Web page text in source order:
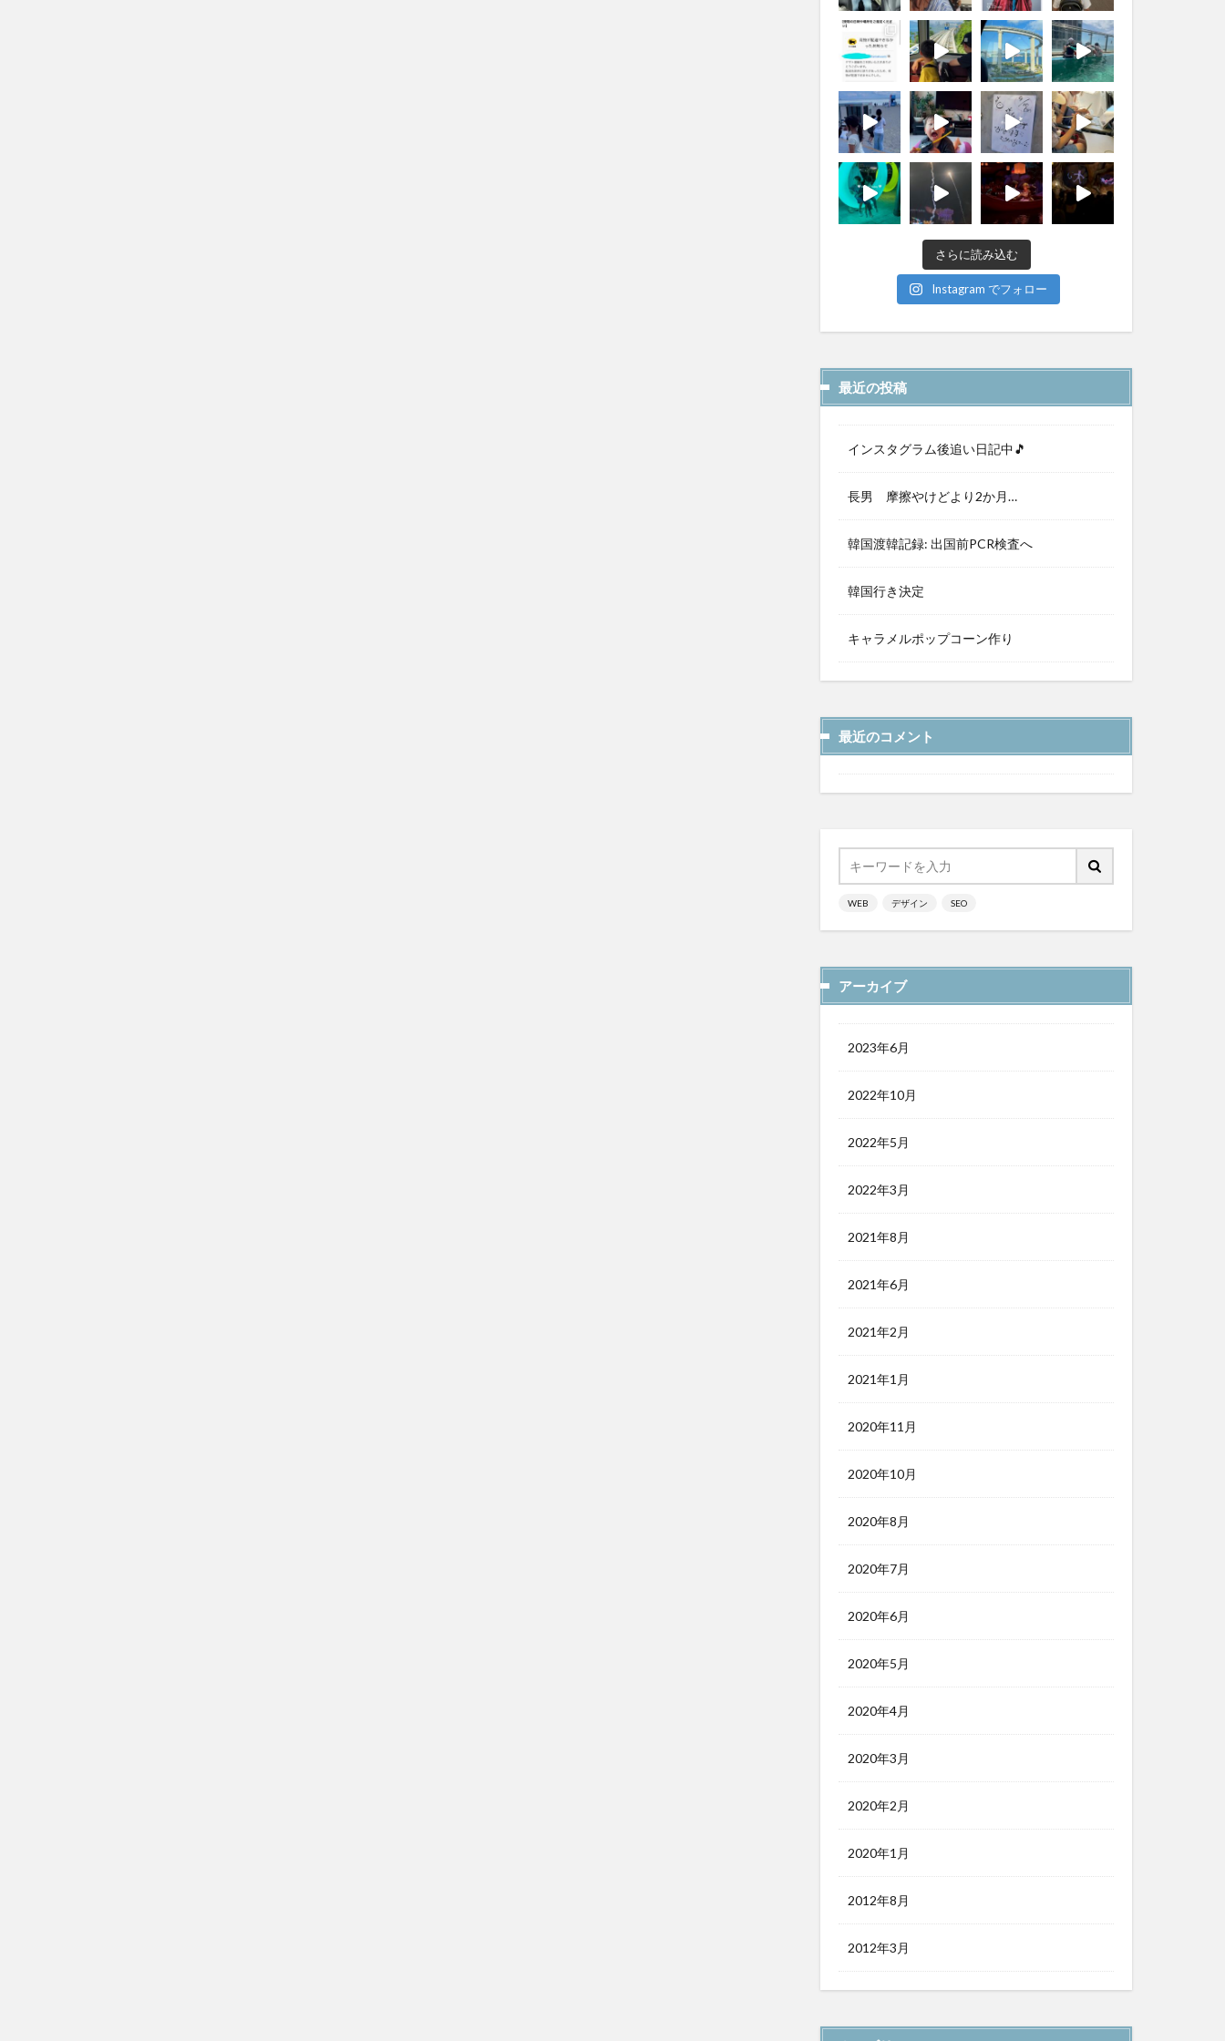
さらに読み込む
Instagram でフォロー
最近の投稿
インスタグラム後追い日記中🎵
長男 摩擦やけどより2か月…
韓国渡韓記録: 出国前PCR検査へ
韓国行き決定
キャラメルポップコーン作り
最近のコメント
WEB デザイン SEO
アーカイブ
2023年6月
2022年10月
2022年5月
2022年3月
2021年8月
2021年6月
2021年2月
2021年1月
2020年11月
2020年10月
2020年8月
2020年7月
2020年6月
2020年5月
2020年4月
2020年3月
2020年2月
2020年1月
2012年8月
2012年3月